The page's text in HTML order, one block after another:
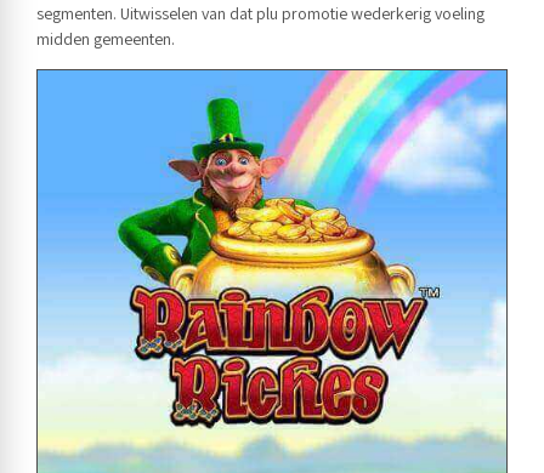
segmenten. Uitwisselen van dat plu promotie wederkerig voeling
midden gemeenten.